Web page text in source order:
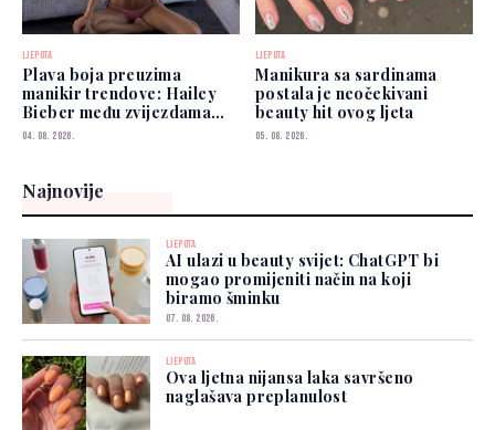
LJEPOTA
Plava boja preuzima
manikir trendove: Hailey
Bieber među zvijezdama
koje je već nose
04. 08. 2026.
LJEPOTA
Manikura sa sardinama
postala je neočekivani
beauty hit ovog ljeta
05. 08. 2026.
Najnovije
LJEPOTA
AI ulazi u beauty svijet: ChatGPT bi
mogao promijeniti način na koji
biramo šminku
07. 08. 2026.
LJEPOTA
Ova ljetna nijansa laka savršeno
naglašava preplanulost